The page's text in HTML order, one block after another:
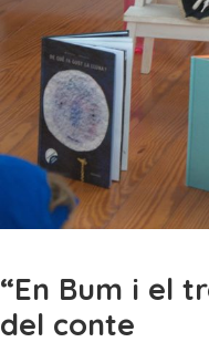
“En Bum i el
del conte